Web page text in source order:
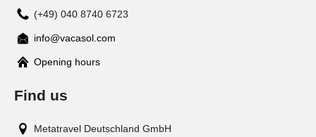
(+49) 040 8740 6723
info@vacasol.com
Opening hours
Find us
Metatravel Deutschland GmbH